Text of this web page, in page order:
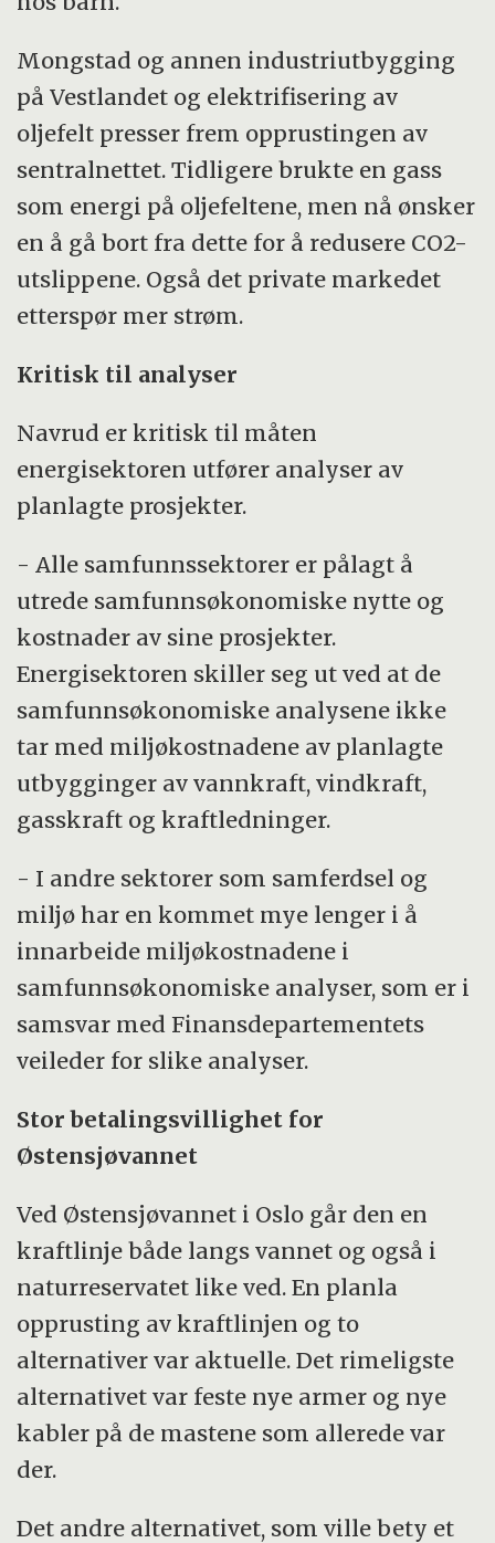
Mongstad og annen industriutbygging
på Vestlandet og elektrifisering av
oljefelt presser frem opprustingen av
sentralnettet. Tidligere brukte en gass
som energi på oljefeltene, men nå ønsker
en å gå bort fra dette for å redusere CO2-
utslippene. Også det private markedet
etterspør mer strøm.
Kritisk til analyser
Navrud er kritisk til måten
energisektoren utfører analyser av
planlagte prosjekter.
- Alle samfunnssektorer er pålagt å
utrede samfunnsøkonomiske nytte og
kostnader av sine prosjekter.
Energisektoren skiller seg ut ved at de
samfunnsøkonomiske analysene ikke
tar med miljøkostnadene av planlagte
utbygginger av vannkraft, vindkraft,
gasskraft og kraftledninger.
- I andre sektorer som samferdsel og
miljø har en kommet mye lenger i å
innarbeide miljøkostnadene i
samfunnsøkonomiske analyser, som er i
samsvar med Finansdepartementets
veileder for slike analyser.
Stor betalingsvillighet for
Østensjøvannet
Ved Østensjøvannet i Oslo går den en
kraftlinje både langs vannet og også i
naturreservatet like ved. En planla
opprusting av kraftlinjen og to
alternativer var aktuelle. Det rimeligste
alternativet var feste nye armer og nye
kabler på de mastene som allerede var
der.
Det andre alternativet, som ville bety et